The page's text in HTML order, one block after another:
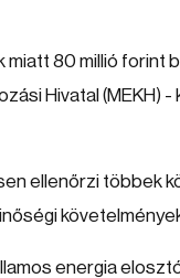
80 millió forint
Hivatal (MEKH) -
ellenőrzi többek
energia